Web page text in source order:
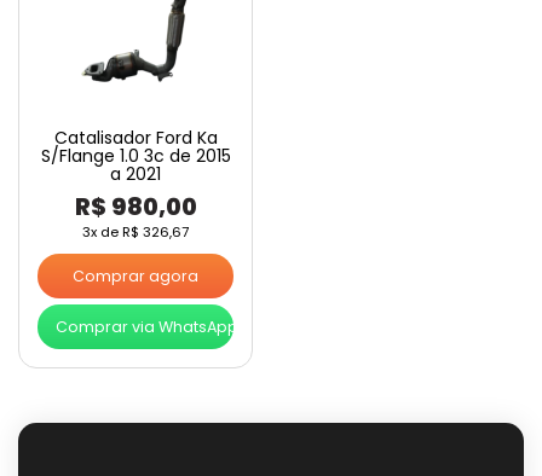
Catalisador Ford Ka
S/Flange 1.0 3c de 2015
a 2021
R$ 980,00
3x deR$ 326,67
Comprar agora
Comprar via WhatsApp